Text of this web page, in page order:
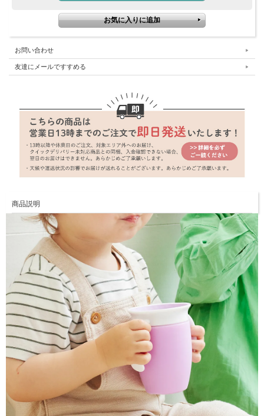
お問い合わせ
友達にメールですすめる
商品説明